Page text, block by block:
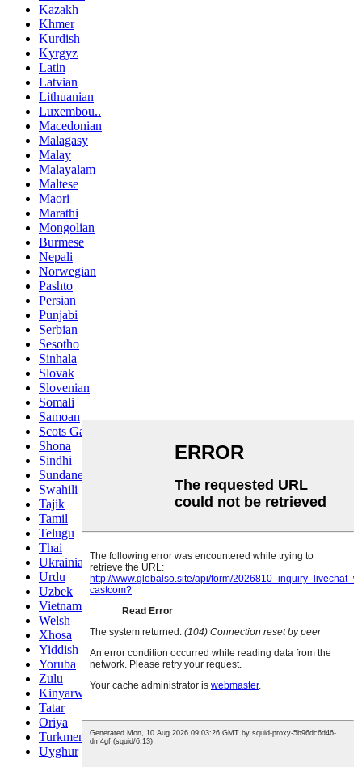
Kazakh
Khmer
Kurdish
Kyrgyz
Latin
Latvian
Lithuanian
Luxembou..
Macedonian
Malagasy
Malay
Malayalam
Maltese
Maori
Marathi
Mongolian
Burmese
Nepali
Norwegian
Pashto
Persian
Punjabi
Serbian
Sesotho
Sinhala
Slovak
Slovenian
Somali
Samoan
Scots Gaelic
Shona
Sindhi
Sundanese
Swahili
Tajik
Tamil
Telugu
Thai
Ukrainian
Urdu
Uzbek
Vietnamese
Welsh
Xhosa
Yiddish
Yoruba
Zulu
Kinyarwanda
Tatar
Oriya
Turkmen
Uyghur